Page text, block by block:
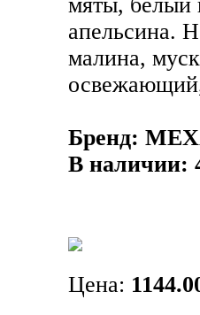
апельсина.
малина,
Бренд:
В наличии:
Цена: